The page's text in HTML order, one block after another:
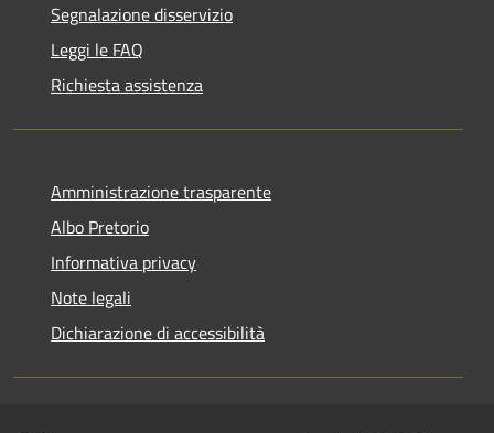
Segnalazione disservizio
Leggi le FAQ
Richiesta assistenza
Amministrazione trasparente
Albo Pretorio
Informativa privacy
Note legali
Dichiarazione di accessibilità